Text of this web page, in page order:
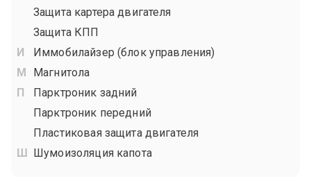
Защита картера двигателя
Защита КПП
Иммобилайзер (блок управления)
Магнитола
Парктроник задний
Парктроник передний
Пластиковая защита двигателя
Шумоизоляция капота